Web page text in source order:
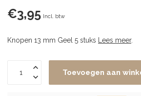
€3,95 Incl. btw
Knopen 13 mm Geel 5 stuks Lees meer.
Toevoegen aan